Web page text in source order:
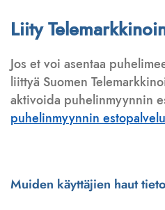
Liity
Jos et voi asentaa
liittyä Suomen
aktivoida puhelinmyynnin
puhelinmyynnin
Muiden käyttäjien haut